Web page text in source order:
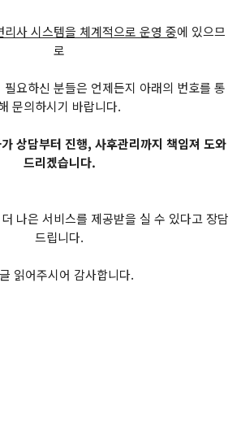
리사 시스템을 체계적으로 운영 중에 있으므
로
요하신 분들은 언제든지 아래의 번호를 통
문의하시기 바랍니다.
상담부터 진행, 사후관리까지 책임져 도와
드리겠습니다.
나은 서비스를 제공받을 실 수 있다고 장담
드립니다.
읽어주시어 감사합니다.